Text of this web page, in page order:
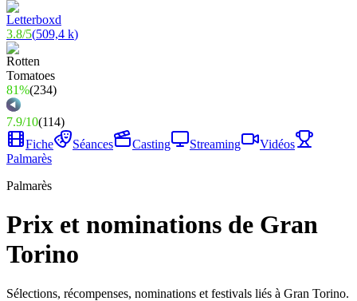
3.8/5(509,4 k)
81%(234)
7.9/10(114)
Fiche
Séances Casting Streaming
Vidéos
Palmarès
Palmarès
Prix et nominations de Gran
Torino
Sélections, récompenses, nominations et festivals liés à Gran Torino.